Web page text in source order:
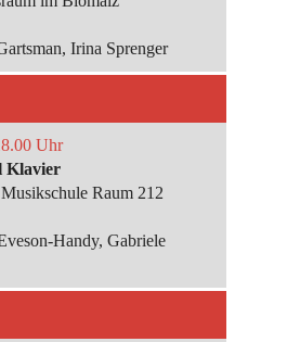
Irina Sprenger
Uhr
Klavier
Raum 212
Handy, Gabriele